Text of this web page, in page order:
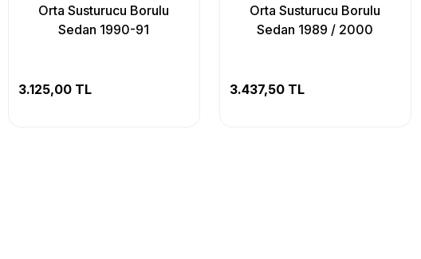
Orta Susturucu Borulu
Sedan 1990-91
3.125,00 TL
Orta Susturucu Borulu
Sedan 1989 / 2000
3.437,50 TL